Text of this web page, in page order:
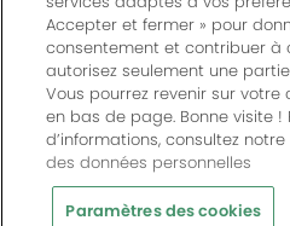
© Bordeaux Events And More
20088 - 33070
Un événement organisé par
Charte de protection des
Règlement général
Mentions légales|
Accepter et fermer » pour
consentement et contribuer à
autorisez seulement une
Vous pourrez revenir sur
en bas de page. Bonne visite !
d’informations, consultez notre
des données personnelles
Paramètres des cookies